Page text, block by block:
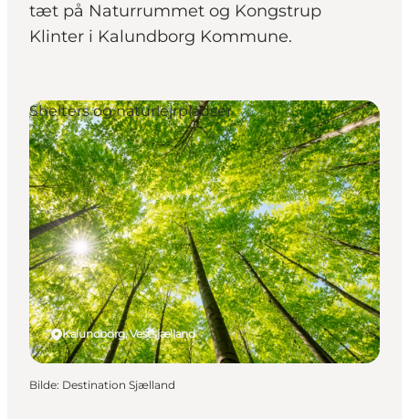
tæt på Naturrummet og Kongstrup
Klinter i Kalundborg Kommune.
Kalundborg, Vestsjælland
Shelters og naturlejrpladser
Bilde: Destination Sjælland